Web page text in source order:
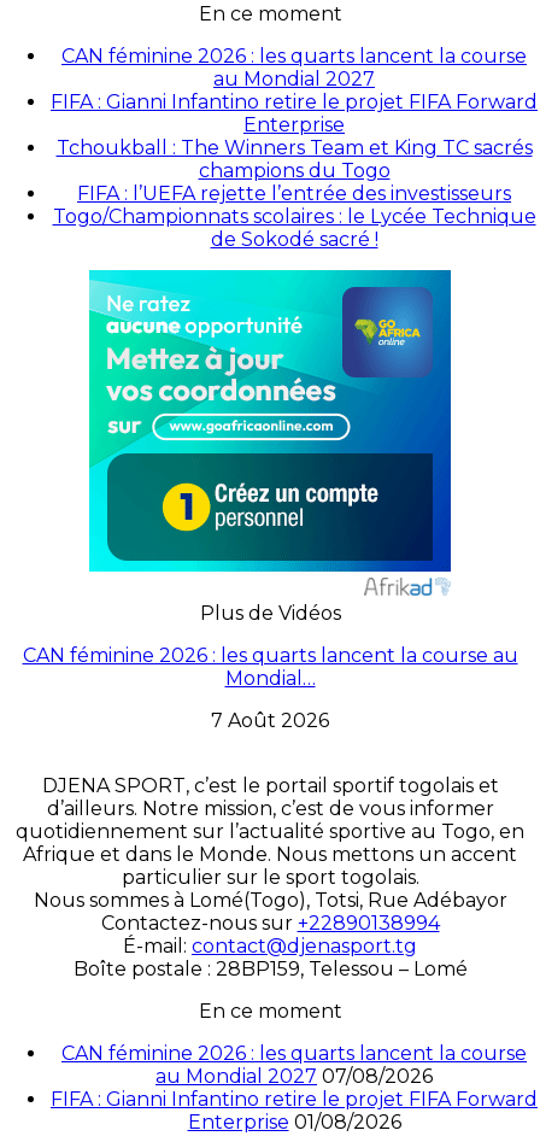
En ce moment
CAN féminine 2026 : les quarts lancent la course
au Mondial 2027
FIFA : Gianni Infantino retire le projet FIFA Forward
Enterprise
Tchoukball : The Winners Team et King TC sacrés
champions du Togo
FIFA : l’UEFA rejette l’entrée des investisseurs
Togo/Championnats scolaires : le Lycée Technique
de Sokodé sacré !
Plus de Vidéos
CAN féminine 2026 : les quarts lancent la course au
Mondial…
7 Août 2026
DJENA SPORT, c’est le portail sportif togolais et
d’ailleurs. Notre mission, c’est de vous informer
quotidiennement sur l’actualité sportive au Togo, en
Afrique et dans le Monde. Nous mettons un accent
particulier sur le sport togolais.
Nous sommes à Lomé(Togo), Totsi, Rue Adébayor
Contactez-nous sur +22890138994
É-mail: contact@djenasport.tg
Boîte postale : 28BP159, Telessou – Lomé
En ce moment
CAN féminine 2026 : les quarts lancent la course
au Mondial 2027 07/08/2026
FIFA : Gianni Infantino retire le projet FIFA Forward
Enterprise 01/08/2026